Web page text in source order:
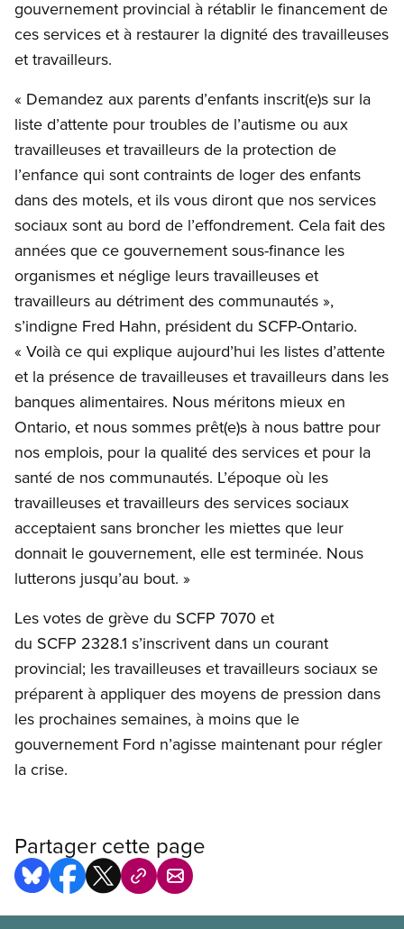
gouvernement provincial à rétablir le financement de
ces services et à restaurer la dignité des travailleuses
et travailleurs.
« Demandez aux parents d’enfants inscrit(e)s sur la
liste d’attente pour troubles de l’autisme ou aux
travailleuses et travailleurs de la protection de
l’enfance qui sont contraints de loger des enfants
dans des motels, et ils vous diront que nos services
sociaux sont au bord de l’effondrement. Cela fait des
années que ce gouvernement sous-finance les
organismes et néglige leurs travailleuses et
travailleurs au détriment des communautés »,
s’indigne Fred Hahn, président du SCFP-Ontario.
« Voilà ce qui explique aujourd’hui les listes d’attente
et la présence de travailleuses et travailleurs dans les
banques alimentaires. Nous méritons mieux en
Ontario, et nous sommes prêt(e)s à nous battre pour
nos emplois, pour la qualité des services et pour la
santé de nos communautés. L’époque où les
travailleuses et travailleurs des services sociaux
acceptaient sans broncher les miettes que leur
donnait le gouvernement, elle est terminée. Nous
lutterons jusqu’au bout. »
Les votes de grève du SCFP 7070 et
du SCFP 2328.1 s’inscrivent dans un courant
provincial; les travailleuses et travailleurs sociaux se
préparent à appliquer des moyens de pression dans
les prochaines semaines, à moins que le
gouvernement Ford n’agisse maintenant pour régler
la crise.
Partager cette page